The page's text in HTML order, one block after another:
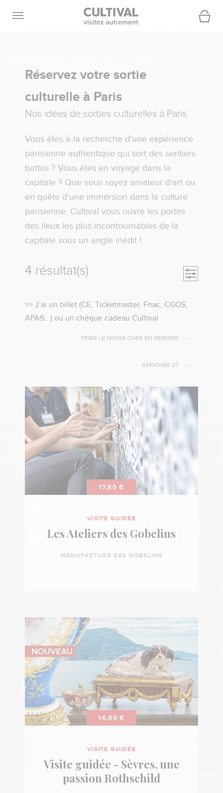
Ouvrir la navigation Panier
Réservez votre sortie
culturelle à Paris
Nos idées de sorties culturelles à Paris
Vous êtes à la recherche d'une expérience
parisienne authentique qui sort des sentiers
battus ? Vous êtes en voyage dans la
capitale ? Que vous soyez amateur d'art ou
en quête d'une immersion dans la culture
parisienne, Cultival vous ouvre les portes
des lieux les plus incontournables de la
capitale sous un angle inédit !
4 résultat(s) Ouvrir la
>>
Cliquez
un
billet
(CE,
Tickemaster,
Fnac,
CGOS,
APAS...)
ou
un
Cultival
>> J’ai un billet (CE, Ticketmaster, Fnac, CGOS,
APAS...) ou un chèque cadeau Cultival
TRIER LE MOINS CHER EN PREMIER
AFFICHER 27
17,50 €
VISITE GUIDÉE
Les Ateliers des Gobelins
MANUFACTURE DES GOBELINS
14,00 €
VISITE GUIDÉE
Visite guidée - Sèvres, une
passion Rothschild